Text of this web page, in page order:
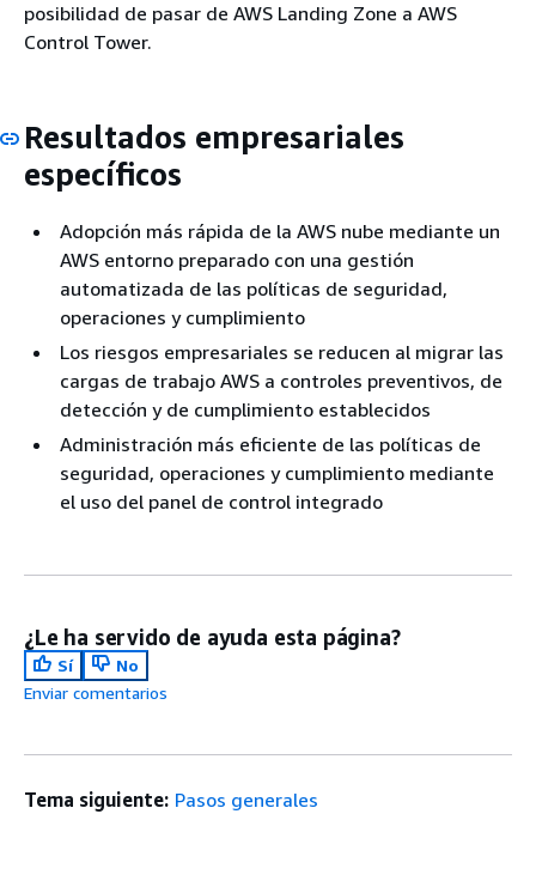
posibilidad de pasar de AWS Landing Zone a AWS
Control Tower.
Resultados empresariales
específicos
Adopción más rápida de la AWS nube mediante un
AWS entorno preparado con una gestión
automatizada de las políticas de seguridad,
operaciones y cumplimiento
Los riesgos empresariales se reducen al migrar las
cargas de trabajo AWS a controles preventivos, de
detección y de cumplimiento establecidos
Administración más eficiente de las políticas de
seguridad, operaciones y cumplimiento mediante
el uso del panel de control integrado
¿Le ha servido de ayuda esta página?
Sí
No
Enviar comentarios
Tema siguiente: Pasos generales